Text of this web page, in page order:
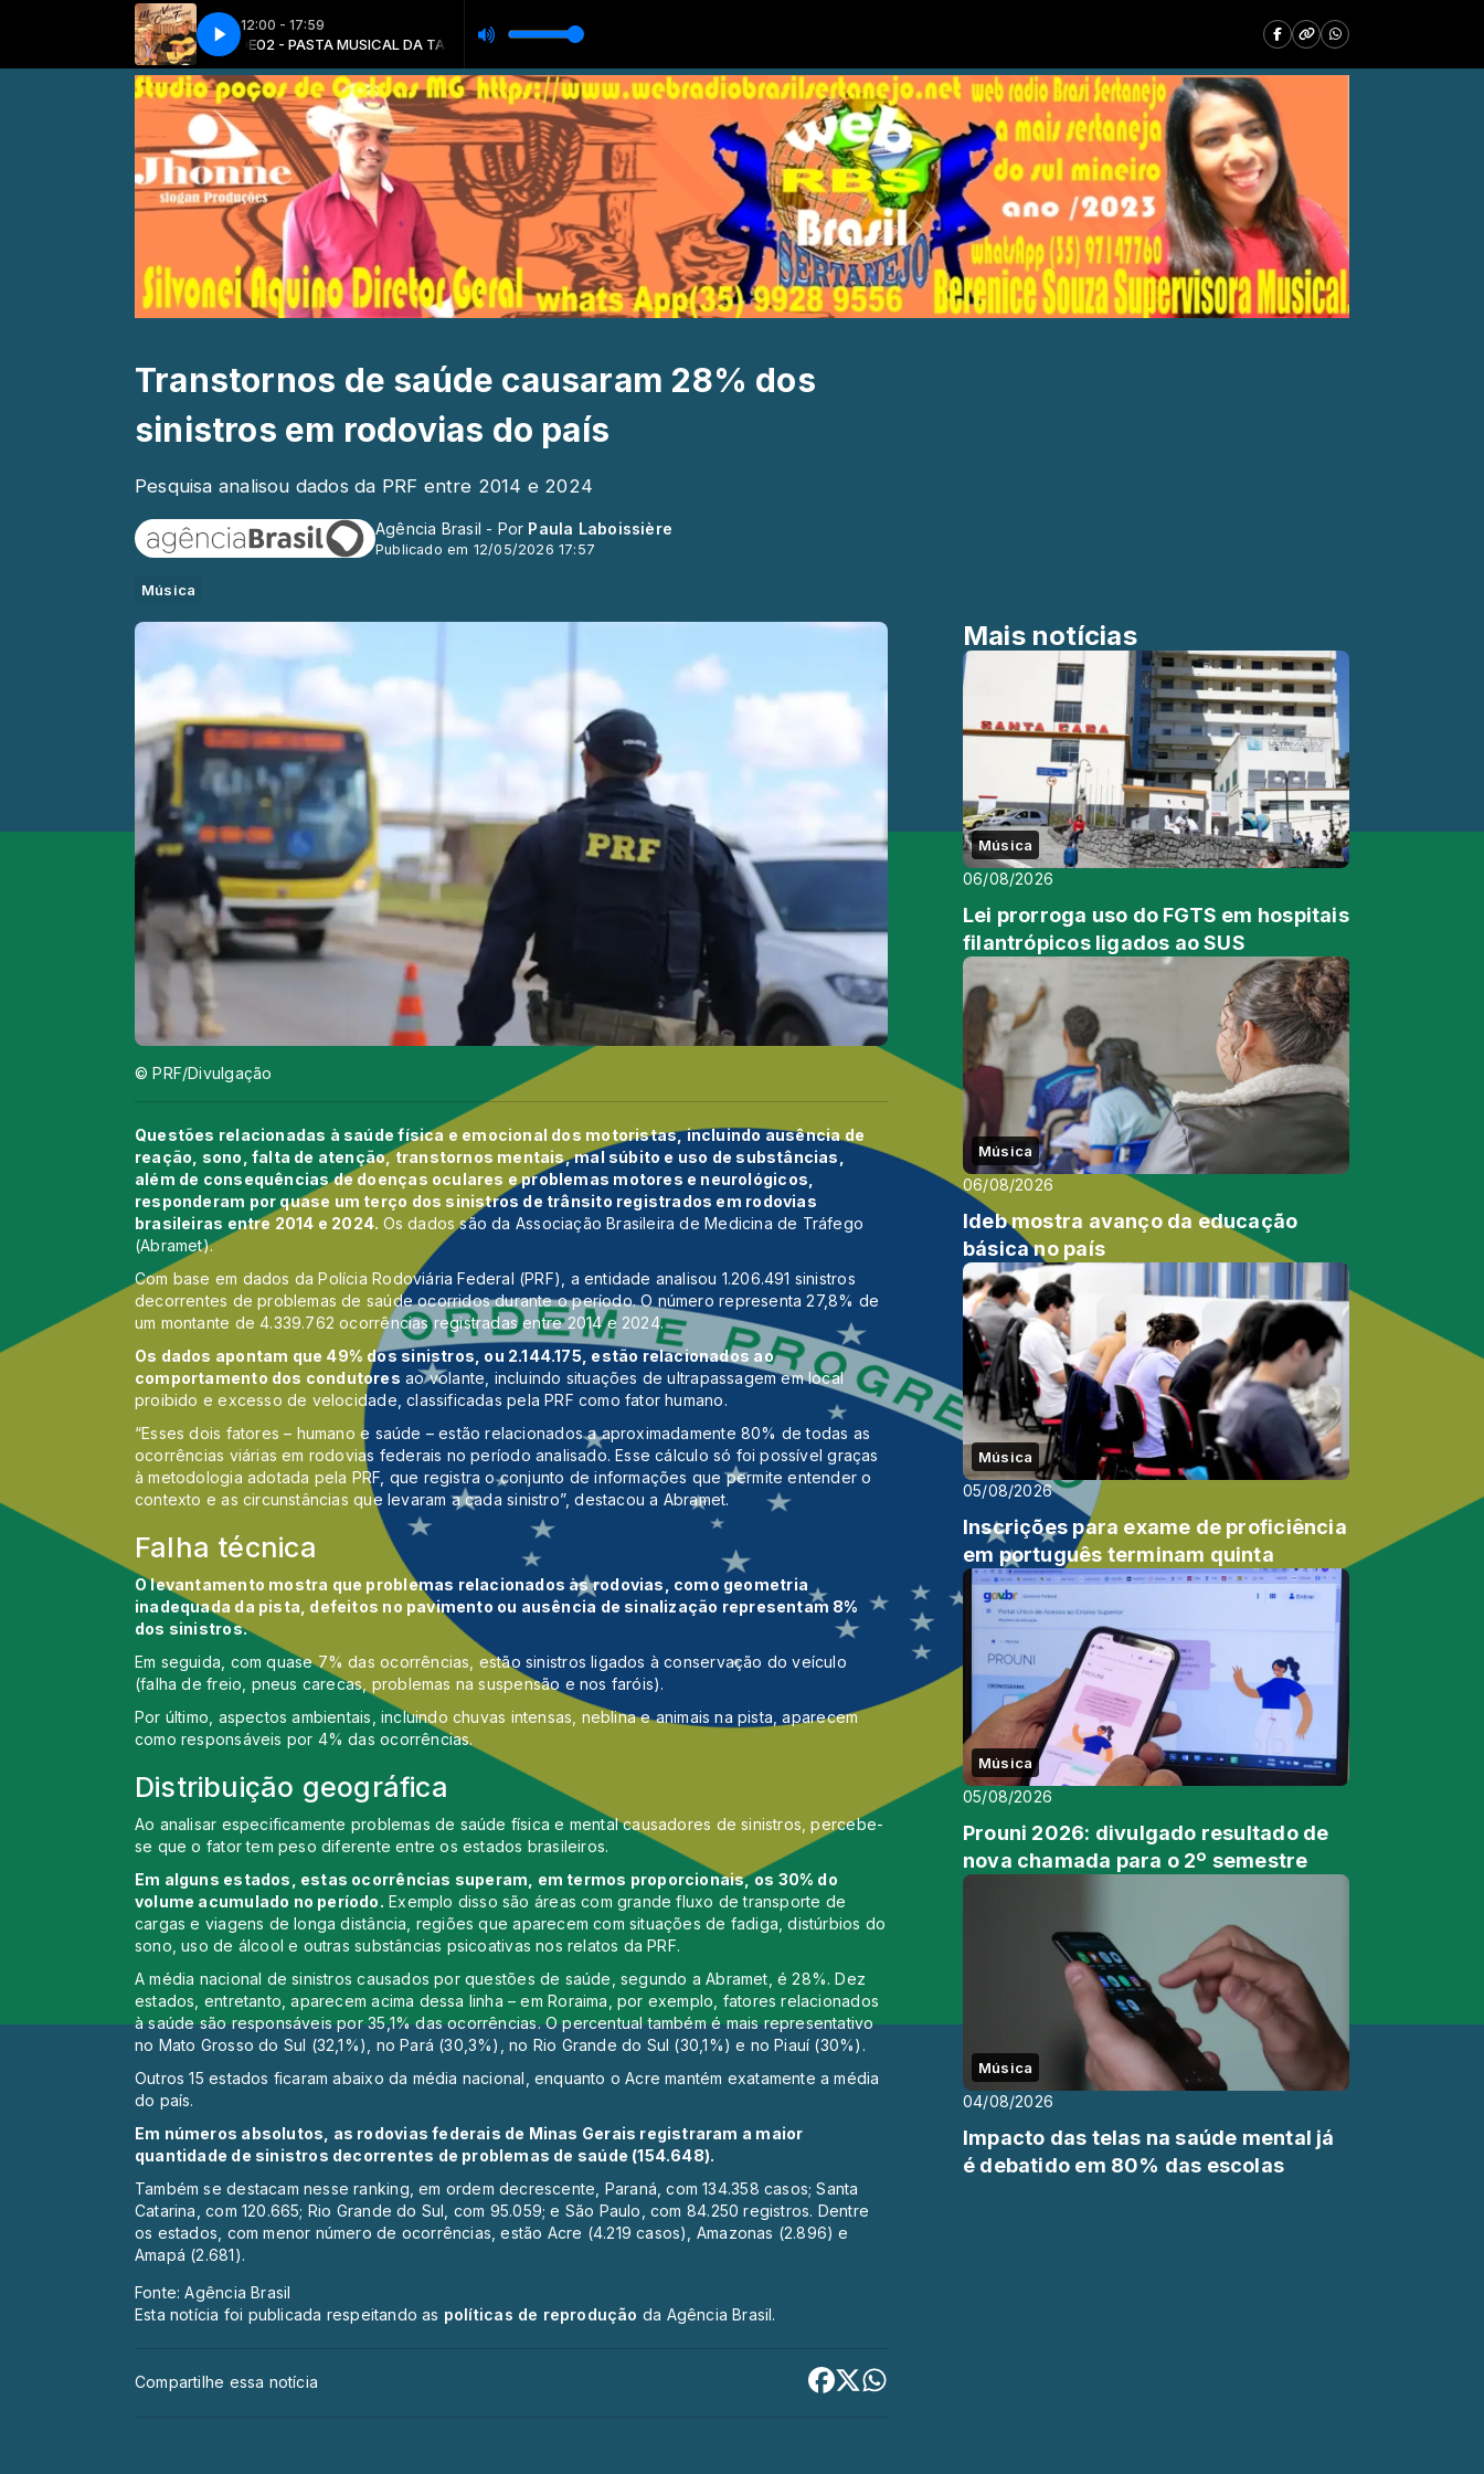
12:00 - 17:59
02 - PASTA MUSICAL DA TARDE 02 - PASTA MUSICAL DA TARDE
cachorro ladrão
03 - PASTA MUSICAL DA NOITE 03 - PASTA MUSICAL DA NOITE
Transtornos de saúde causaram 28% dos
sinistros em rodovias do país
Pesquisa analisou dados da PRF entre 2014 e 2024
Agência Brasil - Por Paula Laboissière
Publicado em 12/05/2026 17:57
Música
© PRF/Divulgação
Questões relacionadas à saúde física e emocional dos motoristas, incluindo ausência de
reação, sono, falta de atenção, transtornos mentais, mal súbito e uso de substâncias,
além de consequências de doenças oculares e problemas motores e neurológicos,
responderam por quase um terço dos sinistros de trânsito registrados em rodovias
brasileiras entre 2014 e 2024. Os dados são da Associação Brasileira de Medicina de Tráfego
(Abramet).
Com base em dados da Polícia Rodoviária Federal (PRF), a entidade analisou 1.206.491 sinistros
decorrentes de problemas de saúde ocorridos durante o período. O número representa 27,8% de
um montante de 4.339.762 ocorrências registradas entre 2014 e 2024.
Os dados apontam que 49% dos sinistros, ou 2.144.175, estão relacionados ao
comportamento dos condutores ao volante, incluindo situações de ultrapassagem em local
proibido e excesso de velocidade, classificadas pela PRF como fator humano.
“Esses dois fatores – humano e saúde – estão relacionados a aproximadamente 80% de todas as
ocorrências viárias em rodovias federais no período analisado. Esse cálculo só foi possível graças
à metodologia adotada pela PRF, que registra o conjunto de informações que permite entender o
contexto e as circunstâncias que levaram a cada sinistro”, destacou a Abramet.
Falha técnica
O levantamento mostra que problemas relacionados às rodovias, como geometria
inadequada da pista, defeitos no pavimento ou ausência de sinalização representam 8%
dos sinistros.
Em seguida, com quase 7% das ocorrências, estão sinistros ligados à conservação do veículo
(falha de freio, pneus carecas, problemas na suspensão e nos faróis).
Por último, aspectos ambientais, incluindo chuvas intensas, neblina e animais na pista, aparecem
como responsáveis por 4% das ocorrências.
Distribuição geográfica
Ao analisar especificamente problemas de saúde física e mental causadores de sinistros, percebe-
se que o fator tem peso diferente entre os estados brasileiros.
Em alguns estados, estas ocorrências superam, em termos proporcionais, os 30% do
volume acumulado no período. Exemplo disso são áreas com grande fluxo de transporte de
cargas e viagens de longa distância, regiões que aparecem com situações de fadiga, distúrbios do
sono, uso de álcool e outras substâncias psicoativas nos relatos da PRF.
A média nacional de sinistros causados por questões de saúde, segundo a Abramet, é 28%. Dez
estados, entretanto, aparecem acima dessa linha – em Roraima, por exemplo, fatores relacionados
à saúde são responsáveis por 35,1% das ocorrências. O percentual também é mais representativo
no Mato Grosso do Sul (32,1%), no Pará (30,3%), no Rio Grande do Sul (30,1%) e no Piauí (30%).
Outros 15 estados ficaram abaixo da média nacional, enquanto o Acre mantém exatamente a média
do país.
Em números absolutos, as rodovias federais de Minas Gerais registraram a maior
quantidade de sinistros decorrentes de problemas de saúde (154.648).
Também se destacam nesse ranking, em ordem decrescente, Paraná, com 134.358 casos; Santa
Catarina, com 120.665; Rio Grande do Sul, com 95.059; e São Paulo, com 84.250 registros. Dentre
os estados, com menor número de ocorrências, estão Acre (4.219 casos), Amazonas (2.896) e
Amapá (2.681).
Fonte: Agência Brasil
Esta notícia foi publicada respeitando as políticas de reprodução da Agência Brasil.
Compartilhe essa notícia
Mais notícias
Música
06/08/2026
Lei prorroga uso do FGTS em hospitais
filantrópicos ligados ao SUS
Música
06/08/2026
Ideb mostra avanço da educação
básica no país
Música
05/08/2026
Inscrições para exame de proficiência
em português terminam quinta
Música
05/08/2026
Prouni 2026: divulgado resultado de
nova chamada para o 2º semestre
Música
04/08/2026
Impacto das telas na saúde mental já
é debatido em 80% das escolas